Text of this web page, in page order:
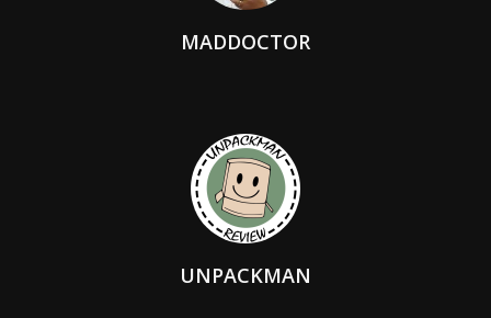
MADDOCTOR
UNPACKMAN